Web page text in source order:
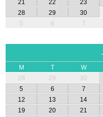
21 22 23
28
29 30
5
6 7
M T W
28
29 30
5
6 7
12
13 14
19
20 21